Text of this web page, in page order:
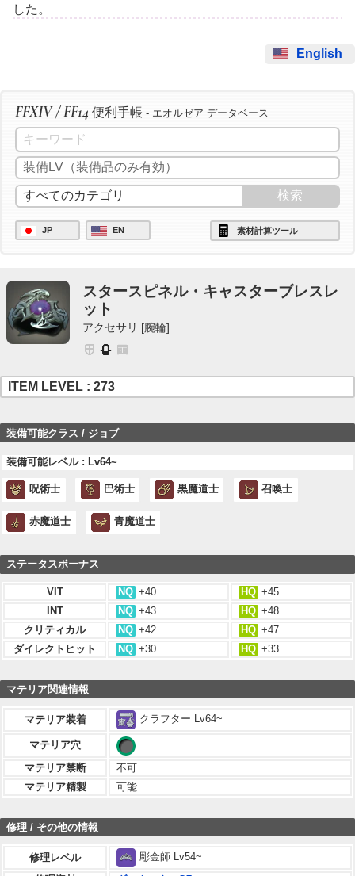
した。
English
FFXIV / FF14 便利手帳 - エオルゼア データベース
JP EN 素材計算ツール
スタースピネル・キャスターブレスレ
ット
アクセサリ [腕輪]
ITEM LEVEL : 273
装備可能クラス / ジョブ
装備可能レベル : Lv64~
呪術士 巴術士 黒魔道士 召喚士
赤魔道士 青魔道士
ステータスボーナス
VIT NQ +40 HQ +45
INT
NQ +43 HQ +48
クリティカル
NQ +42 HQ +47
ダイレクトヒット
NQ +30 HQ +33
マテリア関連情報
マテリア装着 クラフター Lv64~
マテリア穴
マテリア禁断
不可
マテリア精製
可能
修理 / その他の情報
修理レベル
彫金師 Lv54~